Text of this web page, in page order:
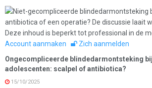
Deze inhoud is beperkt tot professional in de
Account aanmaken
Zich aanmelden
Ongecompliceerde blindedarmontsteking
adolescenten: scalpel of antibiotica?
15/10/2025